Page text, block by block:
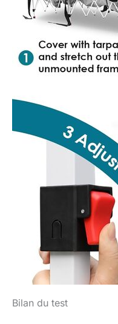
Bilan du test